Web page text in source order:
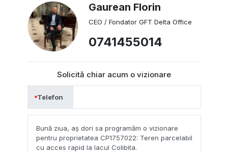
Gaurean Florin
CEO / Fondator GFT Delta Office
0741455014
Solicită chiar acum o vizionare
Telefon